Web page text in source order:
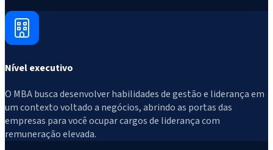
Nível executivo
O MBA busca desenvolver habilidades de gestão e liderança em
um contexto voltado a negócios, abrindo as portas das
empresas para você ocupar cargos de liderança com
remuneração elevada.